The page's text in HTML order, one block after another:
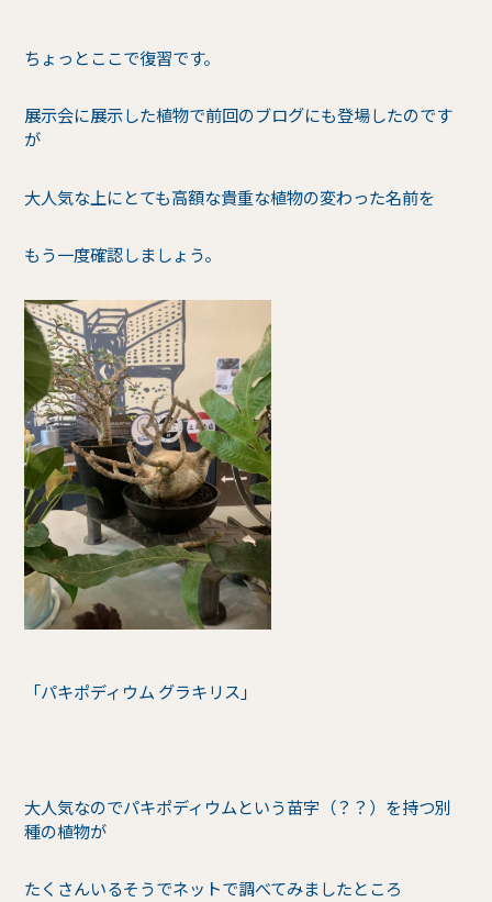
ちょっとここで復習です。
展示会に展示した植物で前回のブログにも登場したのです
が
大人気な上にとても高額な貴重な植物の変わった名前を
もう一度確認しましょう。
「パキポディウム グラキリス」
大人気なのでパキポディウムという苗字（？？）を持つ別
種の植物が
たくさんいるそうでネットで調べてみましたところ